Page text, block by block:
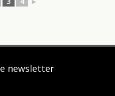
newsletter